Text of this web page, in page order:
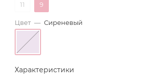
11
9
Цвет — Сиреневый
Характеристики